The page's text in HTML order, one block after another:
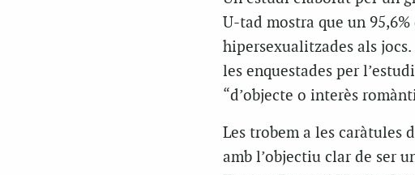
U-tad mostra que un
hipersexualitzades als jocs.
les enquestades per
“d’objecte o interès
Les trobem a les caràtules
amb l’objectiu clar de ser